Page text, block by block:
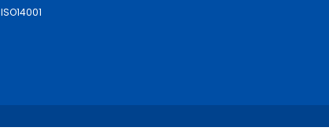
ISO14001